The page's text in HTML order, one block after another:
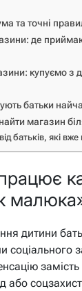
та точні
де
купуємо з
батьки
магазин
батьків, які
дитини
соціального
замість
або